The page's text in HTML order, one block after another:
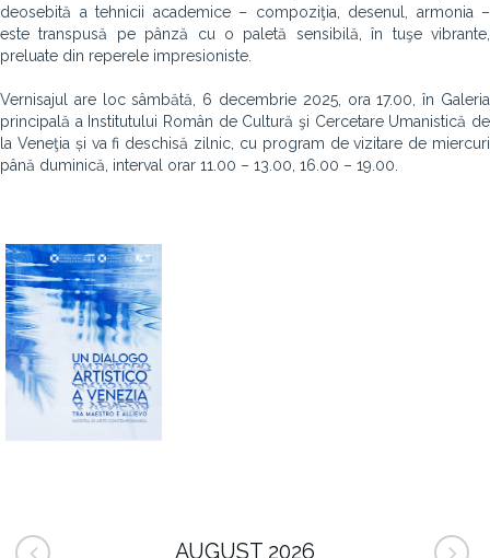
deosebită a tehnicii academice – compoziţia, desenul, armonia –
este transpusă pe pânză cu o paletă sensibilă, în tuşe vibrante,
preluate din reperele impresioniste.
Vernisajul are loc sâmbătă, 6 decembrie 2025, ora 17.00, în Galeria
principală a Institutului Român de Cultură şi Cercetare Umanistică de
la Veneţia și va fi deschisă zilnic, cu program de vizitare de miercuri
până duminică, interval orar 11.00 – 13.00, 16.00 – 19.00.
AUGUST 2026